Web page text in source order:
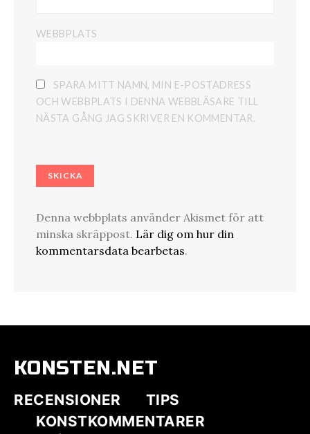
WEBBPLATS
SPARA MITT NAMN, MIN E-POSTADRESS
OCH WEBBPLATS I DENNA WEBBLÄSARE TILL
NÄSTA GÅNG JAG SKRIVER EN KOMMENTAR.
Denna webbplats använder Akismet för att
minska skräppost. Lär dig om hur din
kommentarsdata bearbetas.
KONSTEN.NET
RECENSIONER
TIPS
KONSTKOMMENTARER